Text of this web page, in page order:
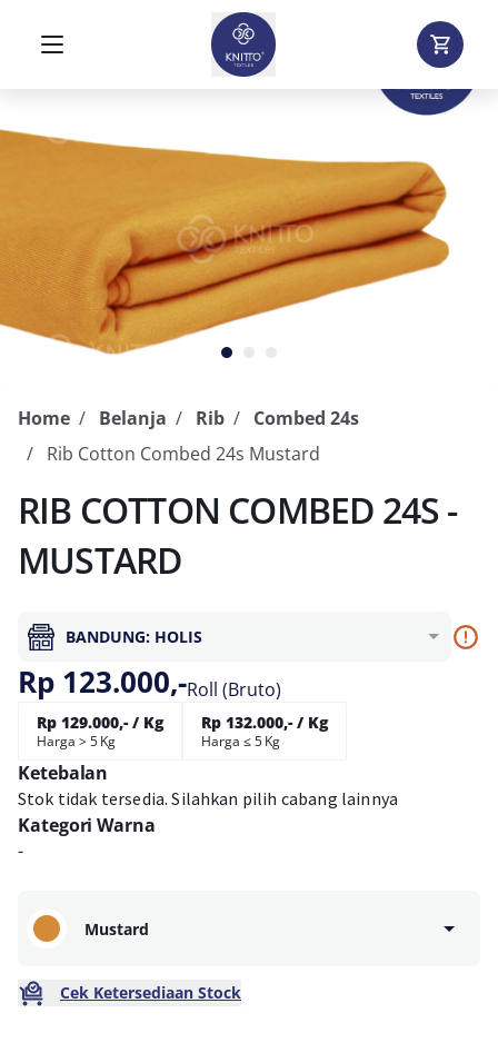
Home Belanja Rib
Combed 24s
Rib Cotton Combed 24s Mustard
RIB COTTON COMBED 24S -
MUSTARD
BANDUNG: HOLIS
Rp 123.000,-Roll (Bruto)
Rp 129.000,- / Kg
Harga > 5 Kg
Rp 132.000,- / Kg
Harga ≤ 5 Kg
Ketebalan
Stok tidak tersedia. Silahkan pilih cabang lainnya
Kategori Warna
-
Mustard
Cek Ketersediaan Stock